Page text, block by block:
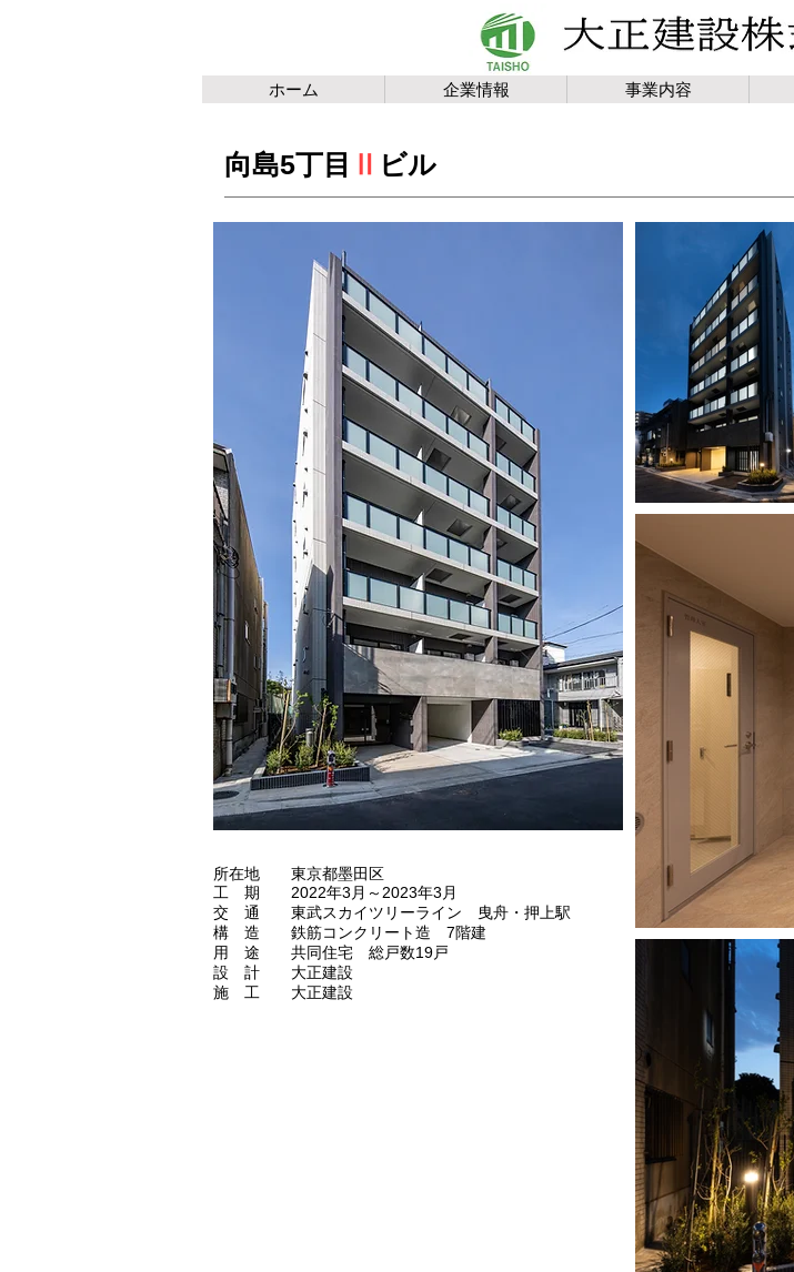
ホーム 企業情報 事業内容
向島5丁目 ビル
所在地 東京都墨田区
工 期 2022年3月～2023年3月
交 通 東武スカイツリーライン 曳舟・押上駅​
構 造 鉄筋コンクリート造 7階建
​用 途 共同住宅 総戸数19戸
設 計 大正建設
​施 工 大正建設